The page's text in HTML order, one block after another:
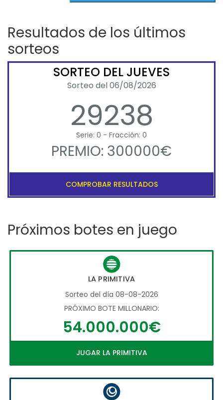
Resultados de los últimos
sorteos
SORTEO DEL JUEVES
Sorteo del 06/08/2026
29238
Serie: 0 - Fracción: 0
PREMIO: 300000€
COMPROBAR RESULTADOS
Próximos botes en juego
LA PRIMITIVA
Sorteo del día 08-08-2026
PRÓXIMO BOTE MILLONARIO:
54.000.000€
JUGAR LA PRIMITIVA